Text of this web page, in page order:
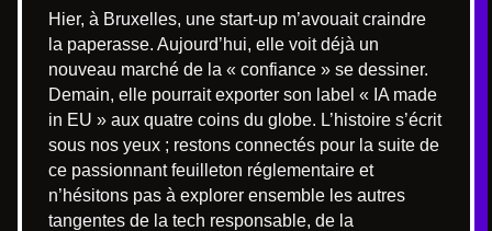
Hier, à Bruxelles, une start-up m’avouait craindre
la paperasse. Aujourd’hui, elle voit déjà un
nouveau marché de la « confiance » se dessiner.
Demain, elle pourrait exporter son label « IA made
in EU » aux quatre coins du globe. L’histoire s’écrit
sous nos yeux ; restons connectés pour la suite de
ce passionnant feuilleton réglementaire et
n’hésitons pas à explorer ensemble les autres
tangentes de la tech responsable, de la